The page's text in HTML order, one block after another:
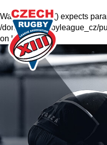
Warning: krsort() expects
/domains2/rugbyleague_cz/
on line201